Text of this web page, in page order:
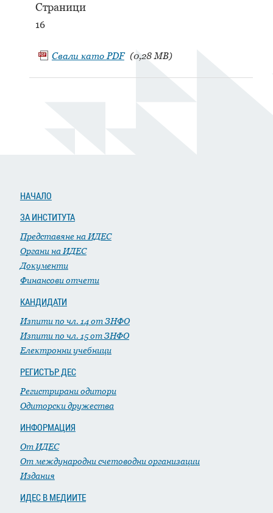
Страници
16
Свали като PDF (0,28 MB)
НАЧАЛО
ЗА ИНСТИТУТА
Представяне на ИДЕС
Органи на ИДЕС
Документи
Финансови отчети
КАНДИДАТИ
Изпити по чл. 14 от ЗНФО
Изпити по чл. 15 от ЗНФО
Електронни учебници
РЕГИСТЪР ДЕС
Регистрирани одитори
Одиторски дружества
ИНФОРМАЦИЯ
От ИДЕС
От международни счетоводни организации
Издания
ИДЕС В МЕДИИТЕ